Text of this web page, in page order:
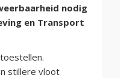
nodig
en Transport
stillere vloot